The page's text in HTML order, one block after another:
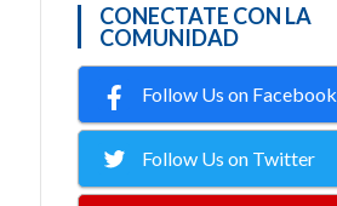
CONECTATE CON LA
COMUNIDAD
Follow Us on Facebook
Follow Us on Twitter